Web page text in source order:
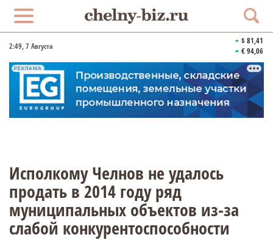
2:49, 7 Августа
$ 81,41
€ 94,06
РЕКЛАМА
Исполкому Челнов не удалось
продать в 2014 году ряд
муниципальных объектов из-за
слабой конкурентоспособности